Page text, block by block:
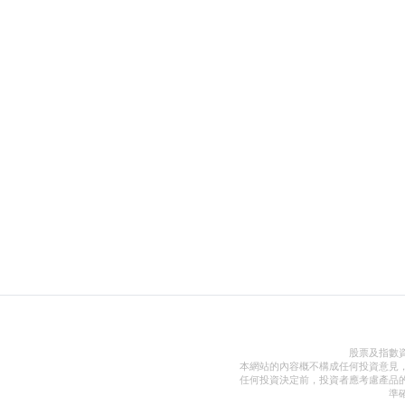
股票及指數
本網站的內容概不構成任何投資意見
任何投資決定前，投資者應考慮產品
準